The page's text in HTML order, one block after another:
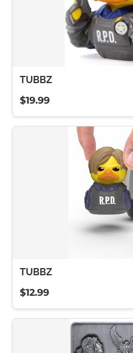
TUBBZ
$19.99
TUBBZ
$12.99